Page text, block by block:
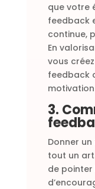
que votre
feedback
continue,
En
vous
feedback
3.
Donner
tout un
de pointer